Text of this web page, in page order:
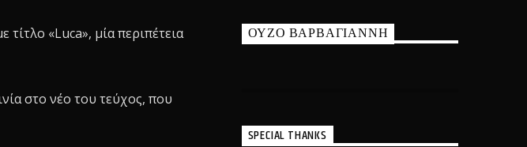
«Luca», μία περιπέτεια
στο νέο του τεύχος, που
ΟΥΖΟ ΒΑΡΒΑΓΙΑΝΝΗ
SPECIAL THANKS